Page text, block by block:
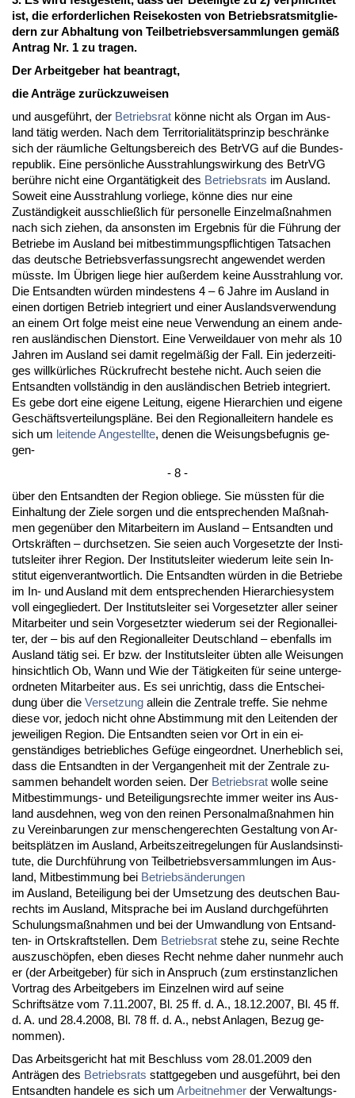
ist, die er­for­der­li­chen Rei­se­kos­ten von Be­triebs­rats­mit­glie­
dern zur Ab­hal­tung von Teil­be­triebs­ver­samm­lun­gen gemäß
An­trag Nr. 1 zu tra­gen.
Der Ar­beit­ge­ber hat be­an­tragt,
die Anträge zurück­zu­wei­sen
und aus­geführt, der Be­triebs­rat könne nicht als Or­gan im Aus­
land tätig wer­den. Nach dem Ter­ri­to­ria­litätsprin­zip be­schränke
sich der räum­li­che Gel­tungs­be­reich des Be­trVG auf die Bun­des­
re­pu­blik. Ei­ne persönli­che Aus­strah­lungs­wir­kung des Be­trVG
berühre nicht ei­ne Or­gantätig­keit des Be­triebs­rats im Aus­land.
So­weit ei­ne Aus­strah­lung vor­lie­ge, könne dies nur ei­ne
Zuständig­keit aus­sch­ließlich für per­so­nel­le Ein­zel­maßnah­men
nach sich zie­hen, da an­sons­ten im Er­geb­nis für die Führung der
Be­trie­be im Aus­land bei mit­be­stim­mungs­pflich­ti­gen Tat­sa­chen
das deut­sche Be­triebs­ver­fas­sungs­recht an­ge­wen­det wer­den
müss­te. Im Übri­gen lie­ge hier außer­dem kei­ne Aus­strah­lung vor.
Die Ent­sand­ten würden min­des­tens 4 – 6 Jah­re im Aus­land in
ei­nen dor­ti­gen Be­trieb in­te­griert und ei­ner Aus­lands­ver­wen­dung
an ei­nem Ort fol­ge meist ei­ne neue Ver­wen­dung an ei­nem an­de­
ren ausländi­schen Dienst­ort. Ei­ne Ver­weil­dau­er von mehr als 10
Jah­ren im Aus­land sei da­mit re­gelmäßig der Fall. Ein je­der­zei­ti­
ges willkürli­ches Rück­ruf­recht be­ste­he nicht. Auch sei­en die
Ent­sand­ten vollständig in den ausländi­schen Be­trieb in­te­griert.
Es ge­be dort ei­ne ei­ge­ne Lei­tung, ei­ge­ne Hier­ar­chi­en und ei­ge­ne
Geschäfts­ver­tei­lungs­pläne. Bei den Re­gio­nal­lei­tern han­de­le es
sich um lei­ten­de An­ge­stell­te, de­nen die Wei­sungs­be­fug­nis ge­
gen-
- 8 -
über den Ent­sand­ten der Re­gi­on ob­lie­ge. Sie müss­ten für die
Ein­hal­tung der Zie­le sor­gen und die ent­spre­chen­den Maßnah­
men ge­genüber den Mit­ar­bei­tern im Aus­land – Ent­sand­ten und
Orts­kräften – durch­set­zen. Sie sei­en auch Vor­ge­setz­te der In­sti­
tuts­lei­ter ih­rer Re­gi­on. Der In­sti­tuts­lei­ter wie­der­um lei­te sein In­
sti­tut ei­gen­ver­ant­wort­lich. Die Ent­sand­ten würden in die Be­trie­be
im In- und Aus­land mit dem ent­spre­chen­den Hier­ar­chie­sys­tem
voll ein­ge­glie­dert. Der In­sti­tuts­lei­ter sei Vor­ge­setz­ter al­ler sei­ner
Mit­ar­bei­ter und sein Vor­ge­setz­ter wie­der­um sei der Re­gio­nal­lei­
ter, der – bis auf den Re­gio­nal­lei­ter Deutsch­land – eben­falls im
Aus­land tätig sei. Er bzw. der In­sti­tuts­lei­ter übten al­le Wei­sun­gen
hin­sicht­lich Ob, Wann und Wie der Tätig­kei­ten für sei­ne un­ter­ge­
ord­ne­ten Mit­ar­bei­ter aus. Es sei un­rich­tig, dass die Ent­schei­
dung über die Ver­set­zung al­lein die Zen­tra­le tref­fe. Sie neh­me
die­se vor, je­doch nicht oh­ne Ab­stim­mung mit den Lei­ten­den der
je­wei­li­gen Re­gi­on. Die Ent­sand­ten sei­en vor Ort in ein ei­
genständi­ges be­trieb­li­ches Gefüge ein­ge­ord­net. Un­er­heb­lich sei,
dass die Ent­sand­ten in der Ver­gan­gen­heit mit der Zen­tra­le zu­
sam­men be­han­delt wor­den sei­en. Der Be­triebs­rat wol­le sei­ne
Mit­be­stim­mungs- und Be­tei­li­gungs­rech­te im­mer wei­ter ins Aus­
land aus­deh­nen, weg von den rei­nen Per­so­nal­maßnah­men hin
zu Ver­ein­ba­run­gen zur men­schen­ge­rech­ten Ge­stal­tung von Ar­
beitsplätzen im Aus­land, Ar­beits­zeit­re­ge­lun­gen für Aus­lands­in­sti­
tu­te, die Durchführung von Teil­be­triebs­ver­samm­lun­gen im Aus­
land, Mit­be­stim­mung bei Be­triebsände­run­gen
im Aus­land, Be­tei­li­gung bei der Um­set­zung des deut­schen Bau­
rechts im Aus­land, Mit­spra­che bei im Aus­land durch­geführ­ten
Schu­lungs­maßnah­men und bei der Um­wand­lung von Ent­sand­
ten- in Orts­kraft­stel­len. Dem Be­triebs­rat ste­he zu, sei­ne Rech­te
aus­zuschöpfen, eben die­ses Recht neh­me da­her nun­mehr auch
er (der Ar­beit­ge­ber) für sich in An­spruch (zum erst­in­stanz­li­chen
Vor­trag des Ar­beit­ge­bers im Ein­zel­nen wird auf sei­ne
Schriftsätze vom 7.11.2007, Bl. 25 ff. d. A., 18.12.2007, Bl. 45 ff.
d. A. und 28.4.2008, Bl. 78 ff. d. A., nebst An­la­gen, Be­zug ge­
nom­men).
Das Ar­beits­ge­richt hat mit Be­schluss vom 28.01.2009 den
Anträgen des Be­triebs­rats statt­ge­ge­ben und aus­geführt, bei den
Ent­sand­ten han­de­le es sich um Ar­beit­neh­mer der Ver­wal­tungs­